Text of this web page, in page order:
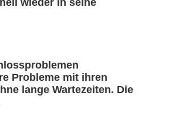
Probleme mit ihren
lange Wartezeiten. Die